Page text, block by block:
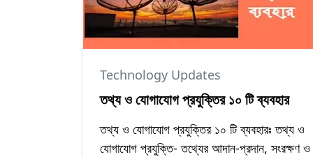
Technology Updates
তথ্য ও যোগাযোগ প্রযুক্তির ১০ টি ব্যবহার
তথ্য ও যোগাযোগ প্রযুক্তির ১০ টি ব্যবহারঃ তথ্য ও
যোগাযোগ প্রযুক্তি- তথ্যের আদান-প্রদান, সংরক্ষণ ও